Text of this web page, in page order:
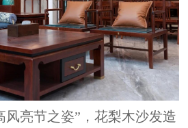
风亮节之姿”，花梨木沙发造